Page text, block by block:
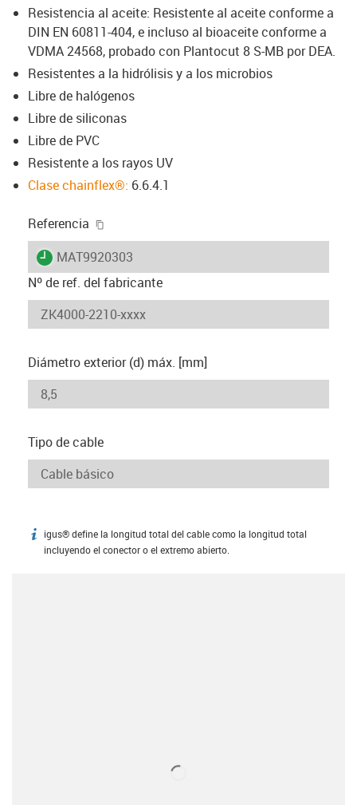
Resistencia al aceite: Resistente al aceite conforme a
DIN EN 60811-404, e incluso al bioaceite conforme a
VDMA 24568, probado con Plantocut 8 S-MB por DEA.
Resistentes a la hidrólisis y a los microbios
Libre de halógenos
Libre de siliconas
Libre de PVC
Resistente a los rayos UV
Clase chainflex®: 6.6.4.1
Referencia
igus-icon-lieferzeit
MAT9920303
Nº de ref. del fabricante
Diámetro exterior (d) máx. [mm]
Tipo de cable
igus-icon-info
igus® define la longitud total del cable como la longitud total
incluyendo el conector o el extremo abierto.